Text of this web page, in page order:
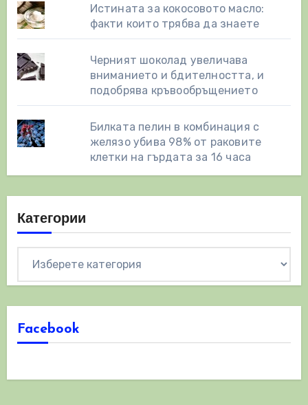
Истината за кокосовото масло:
факти които трябва да знаете
Черният шоколад увеличава
вниманието и бдителността, и
подобрява кръвообръщението
Билката пелин в комбинация с
желязо убива 98% от раковите
клетки на гърдата за 16 часа
Категории
Facebook